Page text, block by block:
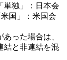
単独」：日本会
国」：米国会
った場合は、
結と非連結を混